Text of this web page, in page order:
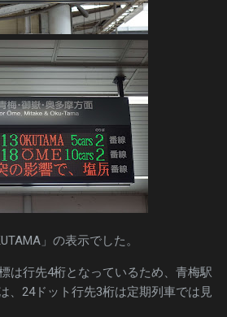
」の表示でした。
は行先4桁となっているため、青梅駅
、24ドット行先3桁は定期列車では見